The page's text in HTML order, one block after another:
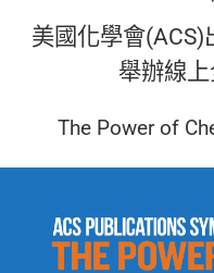
美國化學會
舉辦線
The Power of